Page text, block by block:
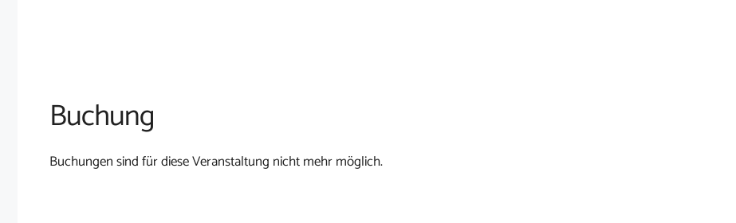
Buchung
Buchungen sind für diese Veranstaltung nicht mehr möglich.